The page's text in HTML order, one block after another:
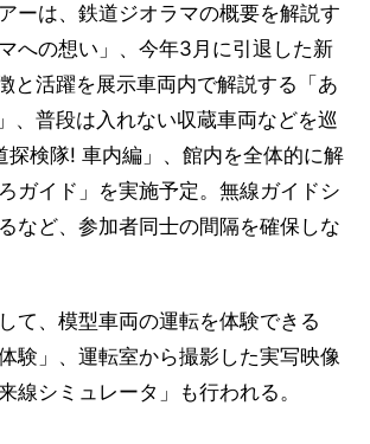
ーは、鉄道ジオラマの概要を解説す
への想い」、今年3月に引退した新
と活躍を展示車両内で解説する「あ
、普段は入れない収蔵車両などを巡
探検隊! 車内編」、館内を全体的に解
ガイド」を実施予定。無線ガイドシ
など、参加者同士の間隔を確保しな
て、模型車両の運転を体験できる
験」、運転室から撮影した実写映像
線シミュレータ」も行われる。